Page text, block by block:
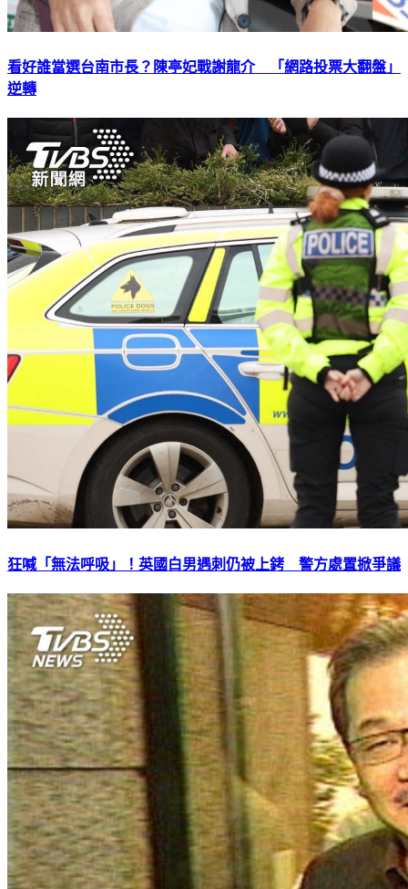
看好誰當選台南市長？陳亭妃戰謝龍介 「網路投票大翻盤」
逆轉
狂喊「無法呼吸」！英國白男遇刺仍被上銬 警方處置掀爭議